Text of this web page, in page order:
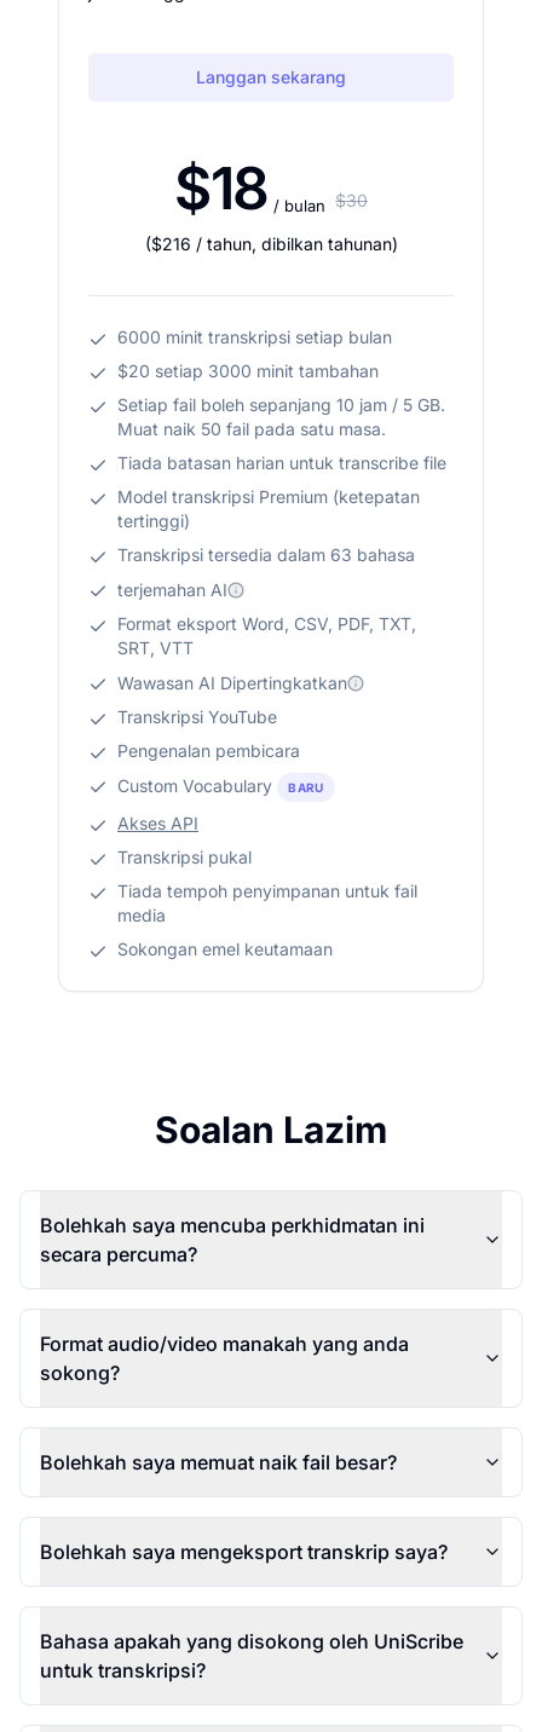
Langgan sekarang
$18 / bulan $30
($216 / tahun, dibilkan tahunan)
6000 minit transkripsi setiap bulan
$20 setiap 3000 minit tambahan
Setiap fail boleh sepanjang 10 jam / 5 GB.
Muat naik 50 fail pada satu masa.
Tiada batasan harian untuk transcribe file
Model transkripsi Premium (ketepatan
tertinggi)
Transkripsi tersedia dalam 63 bahasa
terjemahan AI
Format eksport Word, CSV, PDF, TXT,
SRT, VTT
Wawasan AI Dipertingkatkan
Transkripsi YouTube
Pengenalan pembicara
Custom Vocabulary
BARU
Akses API
Transkripsi pukal
Tiada tempoh penyimpanan untuk fail
media
Sokongan emel keutamaan
Soalan Lazim
Bolehkah saya mencuba perkhidmatan ini
secara percuma?
Format audio/video manakah yang anda
sokong?
Bolehkah saya memuat naik fail besar?
Bolehkah saya mengeksport transkrip saya?
Bahasa apakah yang disokong oleh UniScribe
untuk transkripsi?